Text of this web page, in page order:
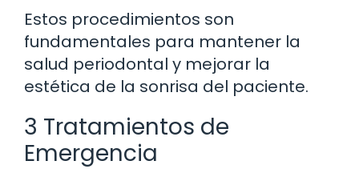
Estos procedimientos son
fundamentales para mantener la
salud periodontal y mejorar la
estética de la sonrisa del paciente.
3 Tratamientos de
Emergencia